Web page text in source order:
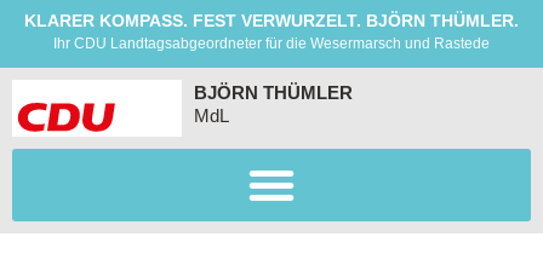
KLARER KOMPASS. FEST VERWURZELT. BJÖRN THÜMLER.
Ihr CDU Landtagsabgeordneter für die Wesermarsch und Rastede
BJÖRN THÜMLER
MdL